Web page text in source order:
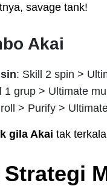
savage tank!
Akai
: Skill 2 spin >
1 grup > Ultimate
> Purify >
gila Akai tak